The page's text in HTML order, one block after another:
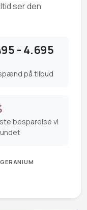
ser den
- 4.695
på tilbud
besparelse vi